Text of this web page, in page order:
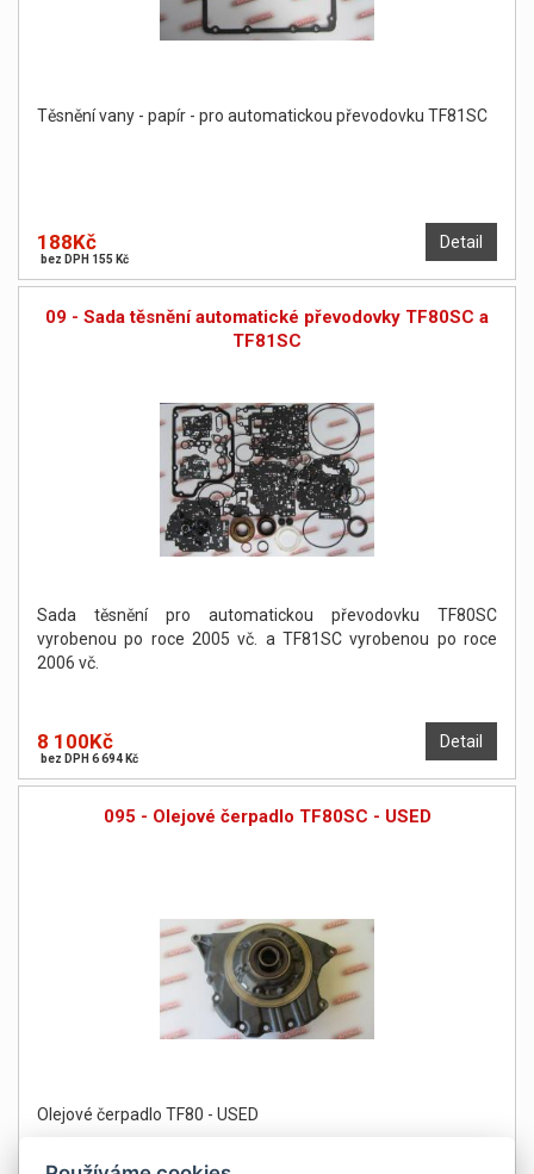
Těsnění vany - papír - pro automatickou převodovku TF81SC
Detail
188Kč
bez DPH 155 Kč
09 - Sada těsnění automatické převodovky TF80SC a
TF81SC
Sada těsnění pro automatickou převodovku TF80SC
vyrobenou po roce 2005 vč. a TF81SC vyrobenou po roce
2006 vč.
Detail
8 100Kč
bez DPH 6 694 Kč
095 - Olejové čerpadlo TF80SC - USED
Olejové čerpadlo TF80 - USED